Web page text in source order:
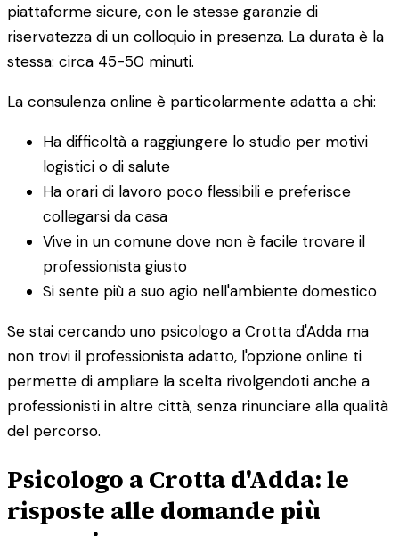
piattaforme sicure, con le stesse garanzie di
riservatezza di un colloquio in presenza. La durata è la
stessa: circa 45-50 minuti.
La consulenza online è particolarmente adatta a chi:
Ha difficoltà a raggiungere lo studio per motivi
logistici o di salute
Ha orari di lavoro poco flessibili e preferisce
collegarsi da casa
Vive in un comune dove non è facile trovare il
professionista giusto
Si sente più a suo agio nell'ambiente domestico
Se stai cercando uno psicologo a Crotta d'Adda ma
non trovi il professionista adatto, l'opzione online ti
permette di ampliare la scelta rivolgendoti anche a
professionisti in altre città, senza rinunciare alla qualità
del percorso.
Psicologo a Crotta d'Adda: le
risposte alle domande più